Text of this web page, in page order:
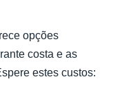
opções
costa e as
estes custos: